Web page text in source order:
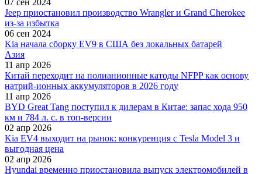
07 сен 2024
Jeep приостановил производство Wrangler и Grand Cherokee
из-за избытка
06 сен 2024
Kia начала сборку EV9 в США без локальных батарей
Азия
11 апр 2026
Китай переходит на полианионные катоды NFPP как основу
натрий-ионных аккумуляторов в 2026 году
11 апр 2026
BYD Great Tang поступил к дилерам в Китае: запас хода 950
км и 784 л. с. в топ-версии
02 апр 2026
Kia EV4 выходит на рынок: конкуренция с Tesla Model 3 и
выгодная цена
02 апр 2026
Hyundai временно приостановила выпуск электромобилей в